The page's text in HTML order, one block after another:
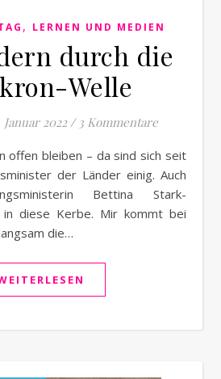
, LERNEN UND MEDIEN
durch die
Welle
Januar 2022 / 3 Kommentare
der Länder einig. Auch
Bettina Stark-
in diese Kerbe. Mir kommt bei
die…